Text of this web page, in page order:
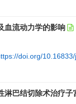
血流动力学的影响
doi.org/
淋巴结切除术治疗